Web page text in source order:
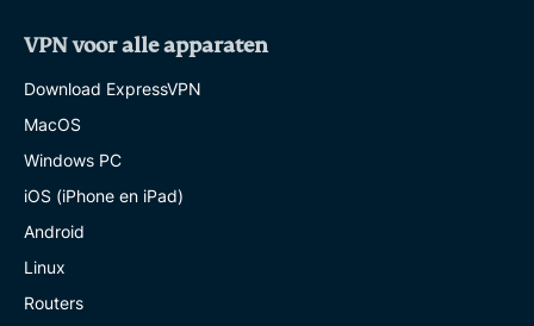
VPN voor alle apparaten
Download ExpressVPN
MacOS
Windows PC
iOS (iPhone en iPad)
Android
Linux
Routers